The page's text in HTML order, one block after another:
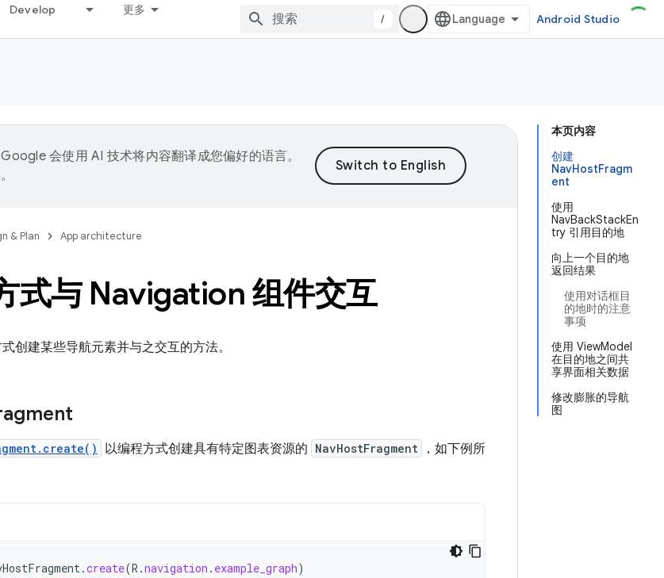
Develop 更多
/ Android Studio
本页内容
创建
NavHostFragm
ent
使用
NavBackStackEn
try 引用目的地
向上一个目的地
返回结果
使用对话框目
的地时的注意
事项
使用 ViewModel
在目的地之间共
享界面相关数据
修改膨胀的导航
图
Google 会使用 AI 技术将内容翻译成您偏好的语言。
& Plan App architecture
式与 Navigation 组件交互
创建某些导航元素并与之交互的方法。
以编程方式创建具有特定图表资源的 NavHostFragment
，如下例所
.create(R .navigation . example_graph)